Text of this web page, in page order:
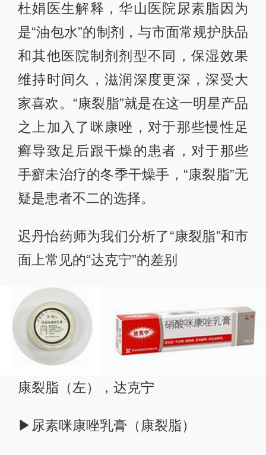
杜娟医生解释，华山医院尿素脂因为
是“油包水”的制剂，与市面常规护肤品
和其他医院制剂剂型不同，保湿效果
维持时间久，滋润深度更深，深受大
家喜欢。“康裂脂”就是在这一明星产品
之上加入了咪康唑，对于那些慢性足
癣导致足后跟干燥的患者，对于那些
手癬未治疗的冬季干燥手，“康裂脂”无
疑是患者不二的选择。
迟丹怡药师为我们分析了“康裂脂”和市
面上常见的“达克宁”的差别
康裂脂（左），达克宁
▶尿素咪康唑乳膏（康裂脂）